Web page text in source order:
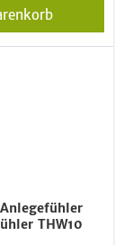
THW10